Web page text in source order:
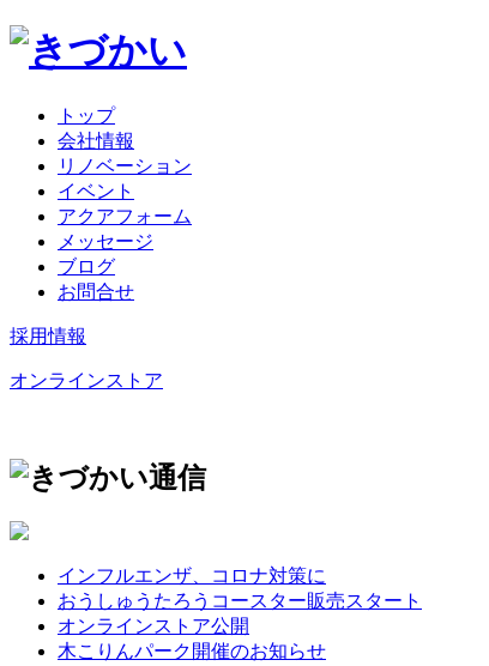
トップ
会社情報
リノベーション
イベント
アクアフォーム
メッセージ
ブログ
お問合せ
採用情報
オンラインストア
インフルエンザ、コロナ対策に
おうしゅうたろうコースター販売スタート
オンラインストア公開
木こりんパーク開催のお知らせ